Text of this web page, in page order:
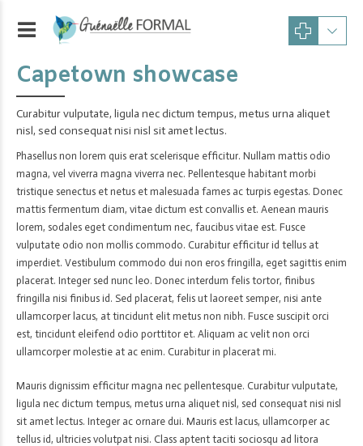
Capetown showcase
Curabitur vulputate, ligula nec dictum tempus, metus urna aliquet
nisl, sed consequat nisi nisl sit amet lectus.
Phasellus non lorem quis erat scelerisque efficitur. Nullam mattis odio
magna, vel viverra magna viverra nec. Pellentesque habitant morbi
tristique senectus et netus et malesuada fames ac turpis egestas. Donec
mattis fermentum diam, vitae dictum est convallis et. Aenean mauris
lorem, sodales eget condimentum nec, faucibus vitae est. Fusce
vulputate odio non mollis commodo. Curabitur efficitur id tellus at
imperdiet. Vestibulum commodo dui non eros fringilla, eget sagittis enim
placerat. Integer sed nunc leo. Donec interdum felis tortor, finibus
fringilla nisi finibus id. Sed placerat, felis ut laoreet semper, nisi ante
ullamcorper lacus, at tincidunt elit metus non nibh. Fusce suscipit orci
est, tincidunt eleifend odio porttitor et. Aliquam ac velit non orci
ullamcorper molestie at ac enim. Curabitur in placerat mi.
Mauris dignissim efficitur magna nec pellentesque. Curabitur vulputate,
ligula nec dictum tempus, metus urna aliquet nisl, sed consequat nisi nisl
sit amet lectus. Integer ac ornare dui. Mauris est lacus, ullamcorper ac
tellus id, ultricies volutpat nisi. Class aptent taciti sociosqu ad litora